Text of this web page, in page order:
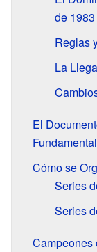
de 1983
Reglas
La
El
Cómo se
Series
Series
Campeones